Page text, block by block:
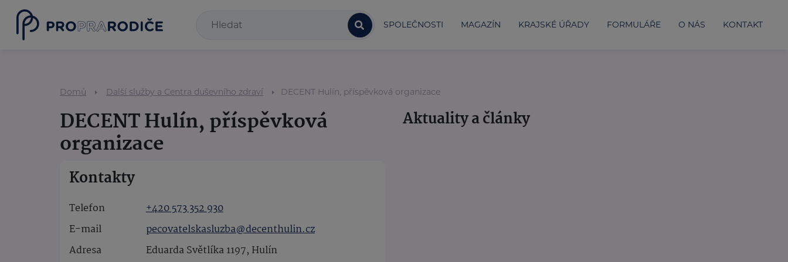
SPOLEČNOSTI MAGAZÍN KRAJSKÉ ÚŘADY FORMULÁŘE O NÁS KONTAKT
Domů Další služby a Centra duševního zdraví DECENT Hulín, příspěvková organizace
DECENT Hulín, příspěvková
organizace
Kontakty
Telefon
+420 573 352 930
E-mail
pecovatelskasluzba@decenthulin.cz
Adresa
Eduarda Světlíka 1197, Hulín
Aktuality a články